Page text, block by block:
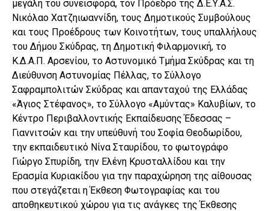
μεγάλη του συνεισφορά, τον Πρόεδρο της Δ.Ε.Υ.Α.Σ.
Νικόλαο Χατζηιωαννίδη, τους Δημοτικούς Συμβούλους
και τους Προέδρους των Κοινοτήτων, τους υπαλλήλους
του Δήμου Σκύδρας, τη Δημοτική Φιλαρμονική, το
Κ.Δ.Α.Π. Αρσενίου, το Αστυνομικό Τμήμα Σκύδρας και τη
Διεύθυνση Αστυνομίας Πέλλας, το Σύλλογο
Σαφραμπολιτών Σκύδρας και απανταχού της Ελλάδας
«Άγιος Στέφανος», το Σύλλογο «Αμύντας» Καλυβίων, το
Κέντρο Περιβαλλοντικής Εκπαίδευσης Έδεσσας –
Γιαννιτσών και την υπεύθυνή του Σοφία Θεοδωρίδου,
την εκπαιδευτικό Νίνα Σταυρίδου, το φωτογράφο
Γιώργο Σπυρίδη, την Ελένη Κρυσταλλίδου και την
Ερασμία Κυριακίδου για την παραχώρηση της αίθουσας
που στεγάζεται η Έκθεση Φωτογραφίας και του
αποθηκευτικού χώρου για τις ανάγκες της Έκθεσης